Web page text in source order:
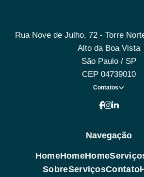
Rua Nove de Julho, 72 - Torre
Alto da Boa Vista
São Paulo / SP
CEP 04739010
Contatos
Navegação
HomeHomeHome
SobreServiçosContato